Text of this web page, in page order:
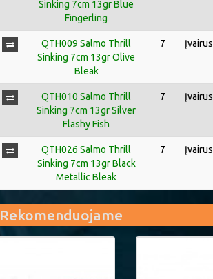
Sinking 7cm 13gr Blue
Fingerling
QTH009 Salmo Thrill
Sinking 7cm 13gr Olive
Bleak
7 Įvairus
QTH010 Salmo Thrill
Sinking 7cm 13gr Silver
Flashy Fish
7 Įvairus
QTH026 Salmo Thrill
Sinking 7cm 13gr Black
Metallic Bleak
7 Įvairus
Rekomenduojame